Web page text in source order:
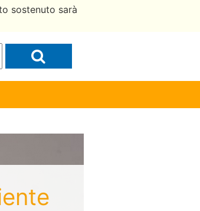
sostenuto sarà